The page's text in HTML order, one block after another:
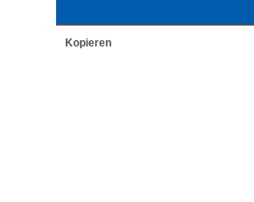
Kopieren